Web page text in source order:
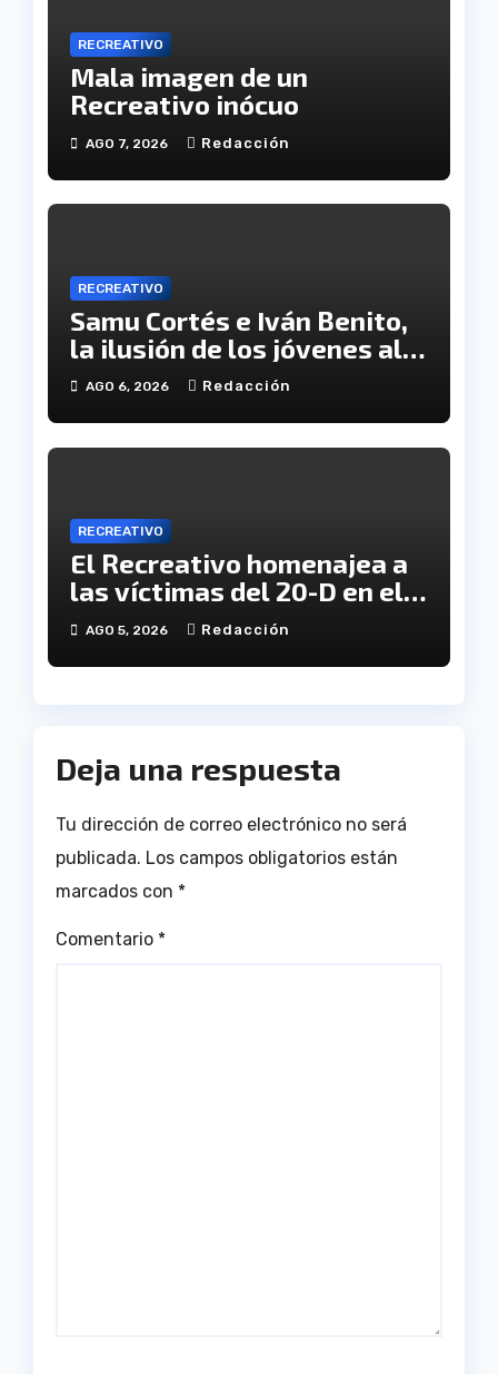
RECREATIVO
Mala imagen de un
Recreativo inócuo
AGO 7, 2026 Redacción
RECREATIVO
Samu Cortés e Iván Benito,
la ilusión de los jóvenes al
servicio del Decano
AGO 6, 2026 Redacción
RECREATIVO
El Recreativo homenajea a
las víctimas del 20-D en el
XX aniversario de la
tragedia
AGO 5, 2026 Redacción
Deja una respuesta
Tu dirección de correo electrónico no será
publicada. Los campos obligatorios están
marcados con *
Comentario *